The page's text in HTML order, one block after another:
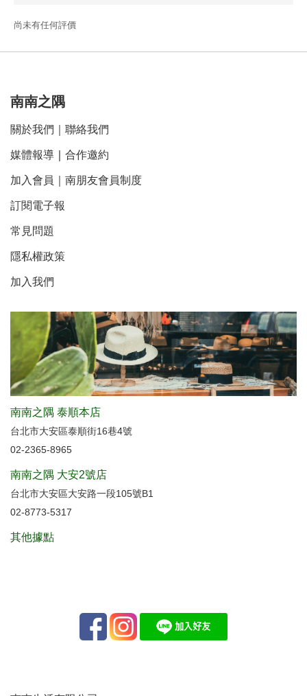
尚未有任何評價
南南之隅
關於我們 聯絡我們
媒體報導 合作邀約
加入會員｜南朋友會員制度
訂閱電子報
常見問題
隱私權政策
加入我們
南南之隅 泰順本店
台北市大安區泰順街16巷4號
02-2365-8965
南南之隅 大安2號店
台北市大安區大安路一段105號B1
02-8773-5317
其他據點